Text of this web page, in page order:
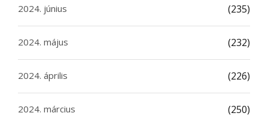
2024. június (235)
2024. május (232)
2024. április (226)
2024. március (250)